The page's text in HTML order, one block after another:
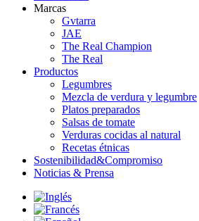
Marcas
Gvtarra
JAE
The Real Champion
The Real
Productos
Legumbres
Mezcla de verdura y legumbre
Platos preparados
Salsas de tomate
Verduras cocidas al natural
Recetas étnicas
Sostenibilidad&Compromiso
Noticias & Prensa